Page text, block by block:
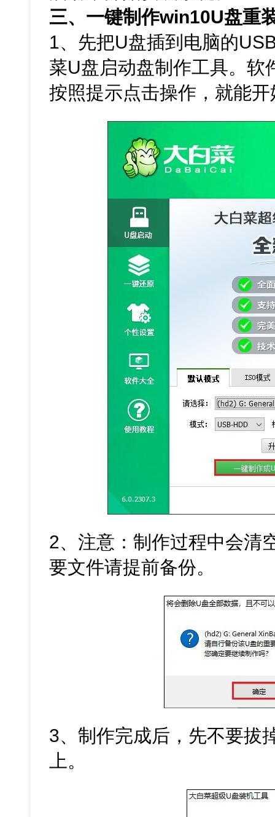
三、一键制作win10U盘重
1、先把U盘插到电脑的
菜U盘启动盘制作工具。软
按照提示点击操作，就能
2、注意：制作过程中会清
要文件请提前备份。
3、制作完成后，先不要拔
上。